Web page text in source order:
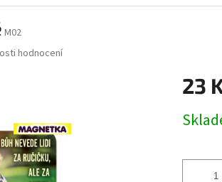
M02
hodnocení
23
cena: